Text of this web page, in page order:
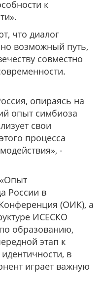
к
что диалог
возможный путь,
совместно
опираясь на
опыт симбиоза
свои
процесса
-
России в
(ОИК), а
ИСЕСКО
образованию,
этап к
в
играет важную